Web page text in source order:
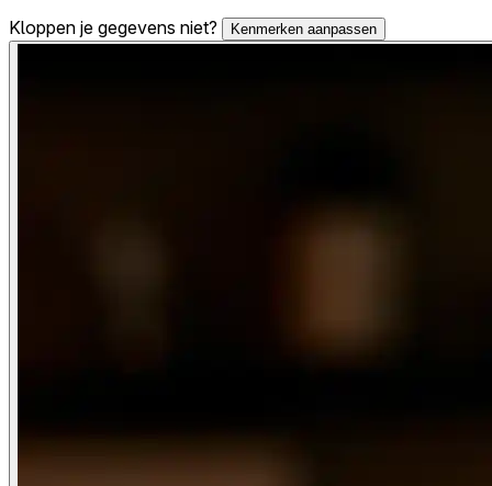
Kloppen je gegevens niet?
Kenmerken aanpassen